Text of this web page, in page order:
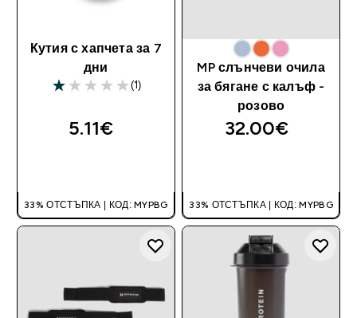
Кутия с хапчета за 7
дни
1 out of 5 stars
(1)
5.11€‎
33% ОТСТЪПКА | КОД: MYPBG
MP слънчеви очила
за бягане с калъф -
розово
32.00€‎
33% ОТСТЪПКА | КОД: MYPBG